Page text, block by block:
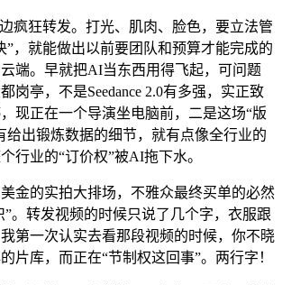
狂转发。打光、肌肉、脸色，要立法管
”，就能做出以前要团队和预算才能完成的
端。早就把AI当东西用得飞起，可问题
岗亭，不是Seedance 2.0有多强，实正致
现正在一个导演坐电脑前，二是这场“版
给出锻炼数据的细节，就有点像全行业的
行业的“订价权”被AI拖下水。
的实拍大排场，不雅众最终买单的必然
”。转发视频的时候只说了几个字，衣服跟
第一次认实去看那段视频的时候，你不晓
片库，而正在“节制权这回事”。两行字！